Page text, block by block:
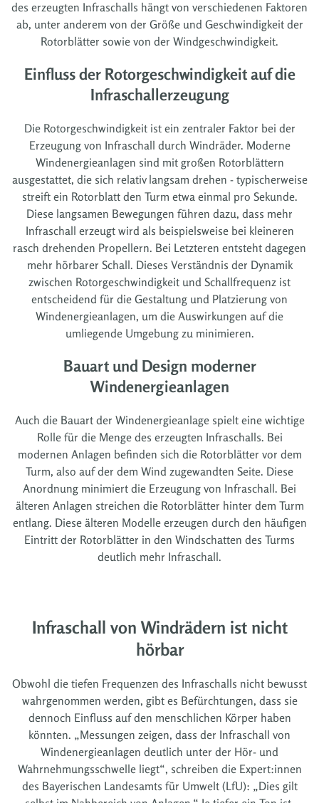
des erzeugten Infraschalls hängt von verschiedenen Faktoren
ab, unter anderem von der Größe und Geschwindigkeit der
Rotorblätter sowie von der Windgeschwindigkeit.
Einfluss der Rotorgeschwindigkeit auf die
Infraschallerzeugung
Die Rotorgeschwindigkeit ist ein zentraler Faktor bei der
Erzeugung von Infraschall durch Windräder. Moderne
Windenergieanlagen sind mit großen Rotorblättern
ausgestattet, die sich relativ langsam drehen - typischerweise
streift ein Rotorblatt den Turm etwa einmal pro Sekunde.
Diese langsamen Bewegungen führen dazu, dass mehr
Infraschall erzeugt wird als beispielsweise bei kleineren
rasch drehenden Propellern. Bei Letzteren entsteht dagegen
mehr hörbarer Schall. Dieses Verständnis der Dynamik
zwischen Rotorgeschwindigkeit und Schallfrequenz ist
entscheidend für die Gestaltung und Platzierung von
Windenergieanlagen, um die Auswirkungen auf die
umliegende Umgebung zu minimieren.
Bauart und Design moderner
Windenergieanlagen
Auch die Bauart der Windenergieanlage spielt eine wichtige
Rolle für die Menge des erzeugten Infraschalls. Bei
modernen Anlagen befinden sich die Rotorblätter vor dem
Turm, also auf der dem Wind zugewandten Seite. Diese
Anordnung minimiert die Erzeugung von Infraschall. Bei
älteren Anlagen streichen die Rotorblätter hinter dem Turm
entlang. Diese älteren Modelle erzeugen durch den häufigen
Eintritt der Rotorblätter in den Windschatten des Turms
deutlich mehr Infraschall.
Infraschall von Windrädern ist nicht
hörbar
Obwohl die tiefen Frequenzen des Infraschalls nicht bewusst
wahrgenommen werden, gibt es Befürchtungen, dass sie
dennoch Einfluss auf den menschlichen Körper haben
könnten. „Messungen zeigen, dass der Infraschall von
Windenergieanlagen deutlich unter der Hör- und
Wahrnehmungsschwelle liegt“, schreiben die Expert:innen
des Bayerischen Landesamts für Umwelt (LfU): „Dies gilt